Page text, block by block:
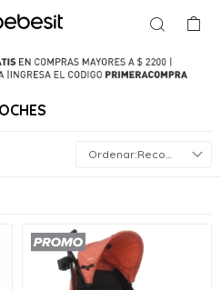
Recomendados